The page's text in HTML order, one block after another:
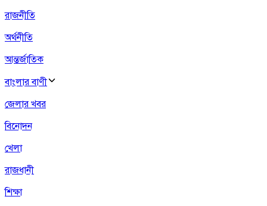
রাজনীতি
অর্থনীতি
আন্তর্জাতিক
বাংলার বাণী
জেলার খবর
বিনোদন
খেলা
রাজধানী
শিক্ষা